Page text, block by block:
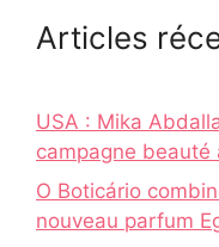
Articles
USA : Mika
campagne beauté
O Boticário
nouveau parfum